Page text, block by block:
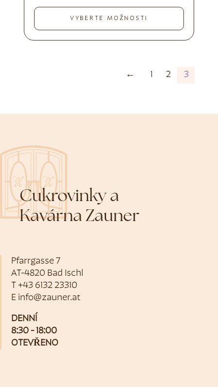
VYBERTE MOŽNOSTI
← 1 2 3
Cukrovinky a
Kavárna Zauner
Pfarrgasse 7
AT-4820 Bad Ischl
T +43 6132 23310
E info@zauner.at
DENNÍ
8:30 - 18:00
OTEVŘENO